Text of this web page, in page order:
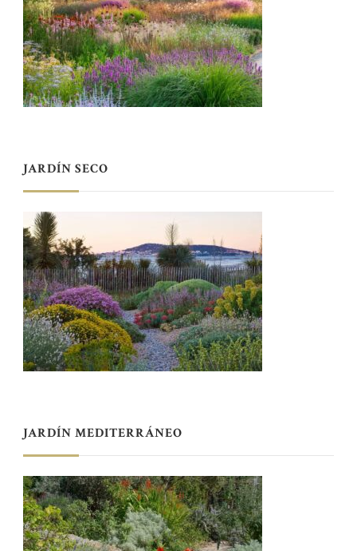
JARDÍN SECO
JARDÍN MEDITERRÁNEO